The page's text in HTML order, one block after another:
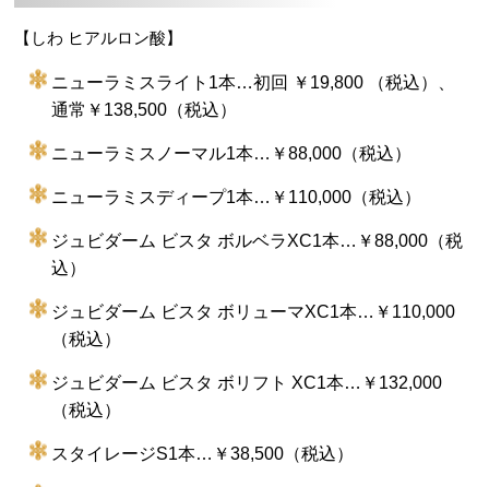
【しわ ヒアルロン酸】
ニューラミスライト1本…初回 ￥19,800 （税込）、
通常￥138,500（税込）
ニューラミスノーマル1本…￥88,000（税込）
ニューラミスディープ1本…￥110,000（税込）
ジュビダーム ビスタ ボルベラXC1本…￥88,000（税
込）
ジュビダーム ビスタ ボリューマXC1本…￥110,000
（税込）
ジュビダーム ビスタ ボリフト XC1本…￥132,000
（税込）
スタイレージS1本…￥38,500（税込）